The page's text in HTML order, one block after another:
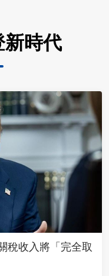
新時代
稅收入將「完全取